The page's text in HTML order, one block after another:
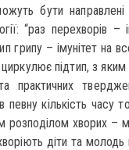
бути
“раз перехворів
грипу – імунітет на
підтип, з
практичних
кількість часу
розподілом хворих –
діти та